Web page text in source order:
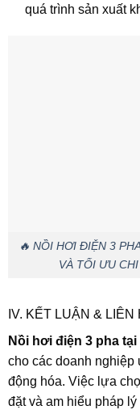
quá trình sản xuất
🔥 NỒI HƠI ĐIỆN 3
VÀ TỐI ƯU
IV. KẾT LUẬN & LIÊN
Nồi hơi điện 3 pha
cho các doanh nghiệp
động hóa. Việc lựa
đặt và am hiểu pháp